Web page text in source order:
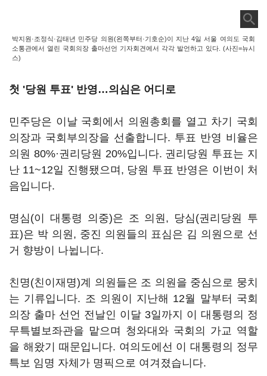
박지원·조정식·김태년 민주당 의원(왼쪽부터·기호순)이 지난 4일 서울 여의도 국회
소통관에서 열린 국회의장 출마선언 기자회견에서 각각 발언하고 있다. (사진=뉴시
스)
첫 '당원 투표' 반영…의심은 어디로
민주당은 이날 국회에서 의원총회를 열고 차기 국회
의장과 국회부의장을 선출합니다. 투표 반영 비율은
의원 80%·권리당원 20%입니다. 권리당원 투표는 지
난 11~12일 진행됐으며, 당원 투표 반영은 이번이 처
음입니다.
명심(이 대통령 의중)은 조 의원, 당심(권리당원 투
표)은 박 의원, 중진 의원들의 표심은 김 의원으로 선
거 향방이 나뉩니다.
친명(친이재명)계 의원들은 조 의원을 중심으로 뭉치
는 기류입니다. 조 의원이 지난해 12월 말부터 국회
의장 출마 선언 전날인 이달 3일까지 이 대통령의 정
무특별보좌관을 맡으며 청와대와 국회의 가교 역할
을 해왔기 때문입니다. 여의도에선 이 대통령의 정무
특보 임명 자체가 명픽으로 여겨졌습니다.